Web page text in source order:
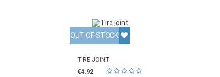
OUT OF STOCK
TIRE JOINT
€4.92